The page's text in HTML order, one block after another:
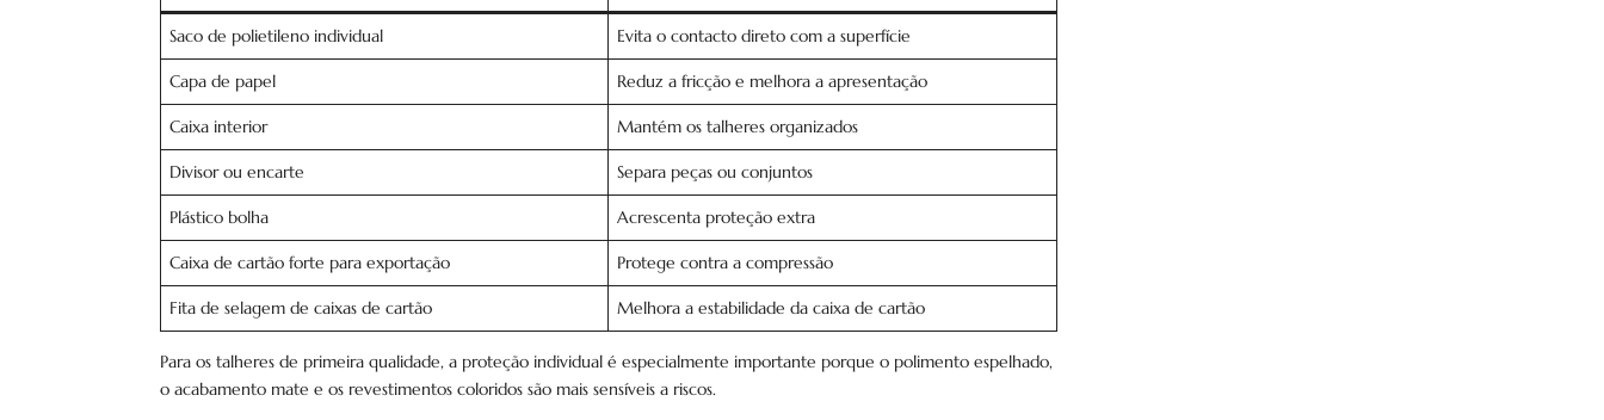
Saco de polietileno individual Evita o contacto direto com a superfície
Capa de papel Reduz a fricção e melhora a apresentação
Caixa interior Mantém os talheres organizados
Divisor ou encarte Separa peças ou conjuntos
Plástico bolha Acrescenta proteção extra
Caixa de cartão forte para exportação Protege contra a compressão
Fita de selagem de caixas de cartão Melhora a estabilidade da caixa de cartão
Para os talheres de primeira qualidade, a proteção individual é especialmente importante porque o polimento espelhado,
o acabamento mate e os revestimentos coloridos são mais sensíveis a riscos.